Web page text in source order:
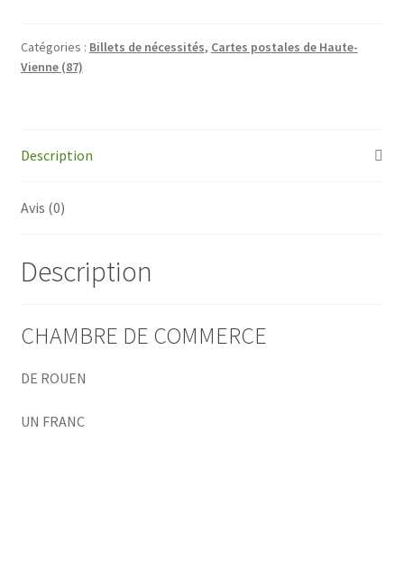
de
Commerce
Catégories : Billets de nécessités, Cartes postales de Haute-
Vienne (87)
Description
Avis (0)
Description
CHAMBRE DE COMMERCE
DE ROUEN
UN FRANC